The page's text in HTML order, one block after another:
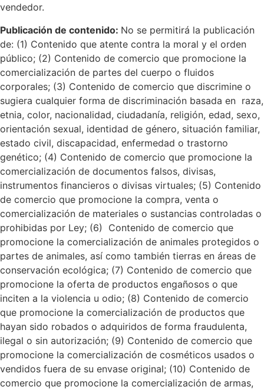
vendedor.
Publicación de contenido: No se permitirá la publicación
de: (1) Contenido que atente contra la moral y el orden
público; (2) Contenido de comercio que promocione la
comercialización de partes del cuerpo o fluidos
corporales; (3) Contenido de comercio que discrimine o
sugiera cualquier forma de discriminación basada en raza,
etnia, color, nacionalidad, ciudadanía, religión, edad, sexo,
orientación sexual, identidad de género, situación familiar,
estado civil, discapacidad, enfermedad o trastorno
genético; (4) Contenido de comercio que promocione la
comercialización de documentos falsos, divisas,
instrumentos financieros o divisas virtuales; (5) Contenido
de comercio que promocione la compra, venta o
comercialización de materiales o sustancias controladas o
prohibidas por Ley; (6) Contenido de comercio que
promocione la comercialización de animales protegidos o
partes de animales, así como también tierras en áreas de
conservación ecológica; (7) Contenido de comercio que
promocione la oferta de productos engañosos o que
inciten a la violencia u odio; (8) Contenido de comercio
que promocione la comercialización de productos que
hayan sido robados o adquiridos de forma fraudulenta,
ilegal o sin autorización; (9) Contenido de comercio que
promocione la comercialización de cosméticos usados o
vendidos fuera de su envase original; (10) Contenido de
comercio que promocione la comercialización de armas,